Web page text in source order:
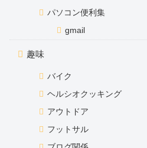
パソコン便利集
gmail
趣味
バイク
ヘルシオクッキング
アウトドア
フットサル